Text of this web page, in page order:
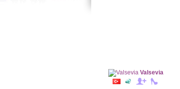
Valsevia